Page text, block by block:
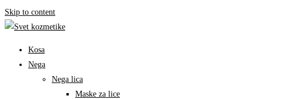
Skip to content
Kosa
Nega
Nega lica
Maske za lice